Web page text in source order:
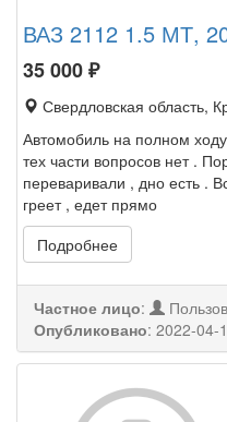
ВАЗ 2112 1.5 МТ,
35 000₽
Свердловская область,
Автомобиль на полном
тех части вопросов нет .
переваривали , дно есть .
греет , едет прямо
Подробнее
Частное лицо:
Опубликовано: 2022-04-